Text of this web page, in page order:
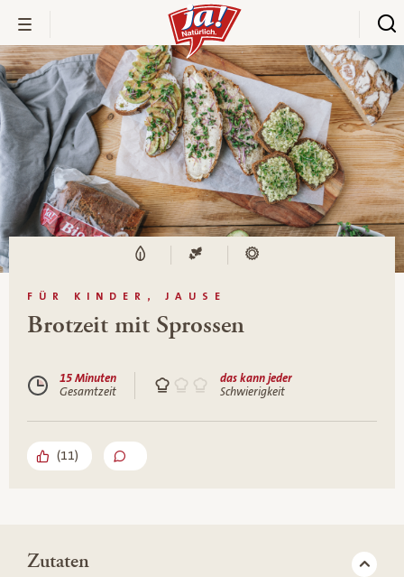
FÜR KINDER, JAUSE
Brotzeit mit Sprossen
15 Minuten
Gesamtzeit
das kann jeder
Schwierigkeit
(11)
Zutaten